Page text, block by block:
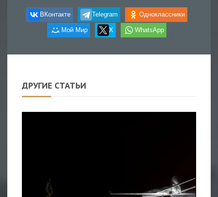
ВКонтакте Telegram Одноклассники
Мой Мир X WhatsApp
ДРУГИЕ СТАТЬИ